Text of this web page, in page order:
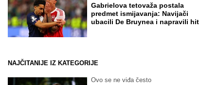
Gabrielova tetovaža postala
predmet ismijavanja: Navijači
ubacili De Bruynea i napravili hit
NAJČITANIJE IZ KATEGORIJE
Ovo se ne viđa često